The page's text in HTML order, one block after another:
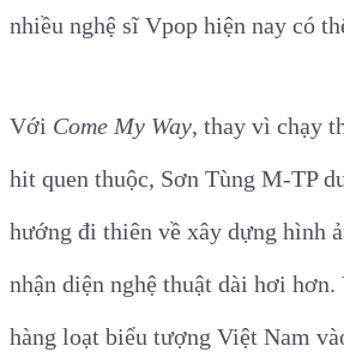
nhiều nghệ sĩ Vpop hiện nay có
Với Come My Way, thay vì chạy
hit quen thuộc, Sơn Tùng M-TP
hướng đi thiên về xây dựng hình
nhận diện nghệ thuật dài hơi
hàng loạt biểu tượng Việt Nam